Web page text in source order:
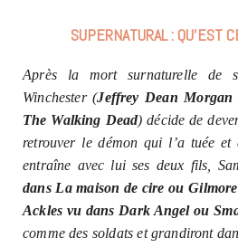
SUPERNATURAL : QU’EST
Après la mort surnaturelle de
Winchester (Jeffrey Dean Morgan
The Walking Dead) décide de
retrouver le démon qui l’a tuée
entraîne avec lui ses deux fils,
dans La maison de cire ou
Ackles vu dans Dark Angel ou
comme des soldats et grandiront